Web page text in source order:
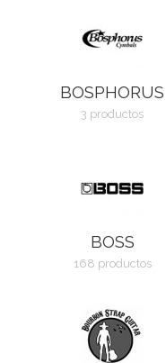
BOSPHORUS
3 productos
BOSS
168 productos